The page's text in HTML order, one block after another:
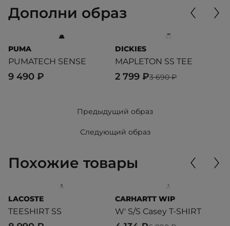
Дополни образ
PUMA
PUMATECH SENSE
9 490 ₽
DICKIES
MAPLETON SS TEE
3 690 ₽
2 799 ₽
Предыдущий образ
Следующий образ
Похожие товары
LACOSTE
TEESHIRT SS
CARHARTT WIP
W' S/S Casey T-SHIRT